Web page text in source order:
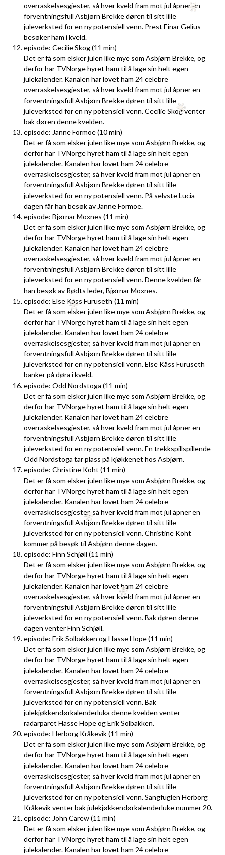
overraskelsesgjester, så hver kveld fram mot jul åpner en
forventningsfull Asbjørn Brekke døren til sitt lille
juleverksted for en ny potensiell venn. Prest Einar Gelius
besøker ham i kveld.
episode: Cecilie Skog (11 min)
Det er få som elsker julen like mye som Asbjørn Brekke, og
derfor har TVNorge hyret ham til å lage sin helt egen
julekalender. Kanalen har lovet ham 24 celebre
overraskelsesgjester, så hver kveld fram mot jul åpner en
forventningsfull Asbjørn Brekke døren til sitt lille
juleverksted for en ny potensiell venn. Cecilie Skog venter
bak døren denne kvelden.
episode: Janne Formoe (10 min)
Det er få som elsker julen like mye som Asbjørn Brekke, og
derfor har TVNorge hyret ham til å lage sin helt egen
julekalender. Kanalen har lovet ham 24 celebre
overraskelsesgjester, så hver kveld fram mot jul åpner en
forventningsfull Asbjørn Brekke døren til sitt lille
juleverksted for en ny potensiell venn. På selvste Lucia-
dagen får han besøk av Janne Formoe.
episode: Bjørnar Moxnes (11 min)
Det er få som elsker julen like mye som Asbjørn Brekke, og
derfor har TVNorge hyret ham til å lage sin helt egen
julekalender. Kanalen har lovet ham 24 celebre
overraskelsesgjester, så hver kveld fram mot jul åpner en
forventningsfull Asbjørn Brekke døren til sitt lille
juleverksted for en ny potensiell venn. Denne kvelden får
han besøk av Rødts leder, Bjørnar Moxnes.
episode: Else Kåss Furuseth (11 min)
Det er få som elsker julen like mye som Asbjørn Brekke, og
derfor har TVNorge hyret ham til å lage sin helt egen
julekalender. Kanalen har lovet ham 24 celebre
overraskelsesgjester, så hver kveld fram mot jul åpner en
forventningsfull Asbjørn Brekke døren til sitt lille
juleverksted for en ny potensiell venn. Else Kåss Furuseth
banker på døra i kveld.
episode: Odd Nordstoga (11 min)
Det er få som elsker julen like mye som Asbjørn Brekke, og
derfor har TVNorge hyret ham til å lage sin helt egen
julekalender. Kanalen har lovet ham 24 celebre
overraskelsesgjester, så hver kveld fram mot jul åpner en
forventningsfull Asbjørn Brekke døren til sitt lille
juleverksted for en ny potensiell venn. En trekkspillspillende
Odd Nordstoga tar plass på kjøkkenet hos Asbjørn.
episode: Christine Koht (11 min)
Det er få som elsker julen like mye som Asbjørn Brekke, og
derfor har TVNorge hyret ham til å lage sin helt egen
julekalender. Kanalen har lovet ham 24 celebre
overraskelsesgjester, så hver kveld fram mot jul åpner en
forventningsfull Asbjørn Brekke døren til sitt lille
juleverksted for en ny potensiell venn. Christine Koht
kommer på besøk til Asbjørn denne dagen.
episode: Finn Schjøll (11 min)
Det er få som elsker julen like mye som Asbjørn Brekke, og
derfor har TVNorge hyret ham til å lage sin helt egen
julekalender. Kanalen har lovet ham 24 celebre
overraskelsesgjester, så hver kveld fram mot jul åpner en
forventningsfull Asbjørn Brekke døren til sitt lille
juleverksted for en ny potensiell venn. Bak døren denne
dagen venter Finn Schjøll.
episode: Erik Solbakken og Hasse Hope (11 min)
Det er få som elsker julen like mye som Asbjørn Brekke, og
derfor har TVNorge hyret ham til å lage sin helt egen
julekalender. Kanalen har lovet ham 24 celebre
overraskelsesgjester, så hver kveld fram mot jul åpner en
forventningsfull Asbjørn Brekke døren til sitt lille
juleverksted for en ny potensiell venn. Bak
julekjøkkendørkalenderluka denne kvelden venter
radarparet Hasse Hope og Erik Solbakken.
episode: Herborg Kråkevik (11 min)
Det er få som elsker julen like mye som Asbjørn Brekke, og
derfor har TVNorge hyret ham til å lage sin helt egen
julekalender. Kanalen har lovet ham 24 celebre
overraskelsesgjester, så hver kveld fram mot jul åpner en
forventningsfull Asbjørn Brekke døren til sitt lille
juleverksted for en ny potensiell venn. Sangfuglen Herborg
Kråkevik venter bak julekjøkkendørkalenderluke nummer 20.
episode: John Carew (11 min)
Det er få som elsker julen like mye som Asbjørn Brekke, og
derfor har TVNorge hyret ham til å lage sin helt egen
julekalender. Kanalen har lovet ham 24 celebre